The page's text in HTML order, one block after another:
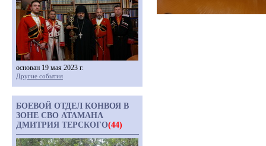
основан 19 мая 2023 г.
Другие события
БОЕВОЙ ОТДЕЛ КОНВОЯ В
ЗОНЕ СВО АТАМАНА
ДМИТРИЯ ТЕРСКОГО(44)